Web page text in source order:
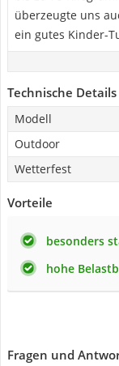
überzeugte uns
ein gutes Kinder-
Technische Details
Modell
Outdoor
Wetterfest
Vorteile
besonders
hohe
Fragen und